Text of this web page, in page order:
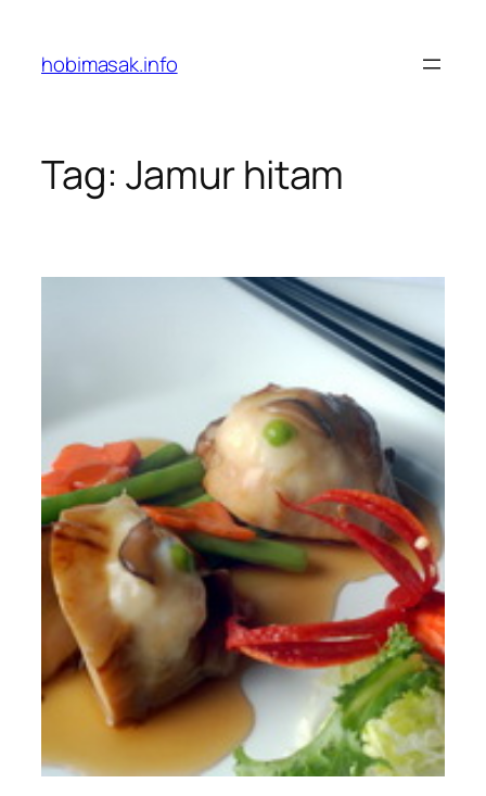
content
hobimasak.info
Tag: Jamur hitam